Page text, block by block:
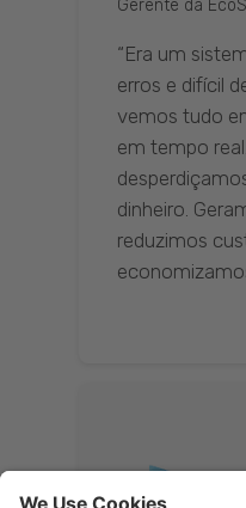
Gerente da
“Era um
erros e difícil
vemos tudo
em tempo
dinheiro.
reduzimos